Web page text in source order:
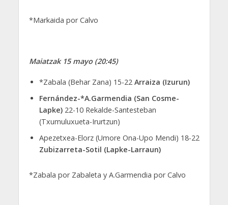
*Markaida por Calvo
Maiatzak 15 mayo (20:45)
*Zabala (Behar Zana) 15-22 Arraiza (Izurun)
Fernández-*A.Garmendia (San Cosme-
Lapke)22-10 Rekalde-Santesteban
(Txumuluxueta-Irurtzun)
Apezetxea-Elorz (Umore Ona-Upo Mendi) 18-22
Zubizarreta-Sotil (Lapke-Larraun)
*Zabala por Zabaleta y A.Garmendia por Calvo